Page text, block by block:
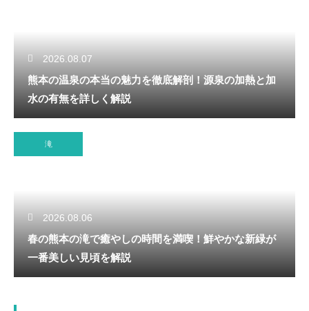
2026.08.07
熊本の温泉の本当の魅力を徹底解剖！源泉の加熱と加
水の有無を詳しく解説
滝
2026.08.06
春の熊本の滝で癒やしの時間を満喫！鮮やかな新緑が
一番美しい見頃を解説